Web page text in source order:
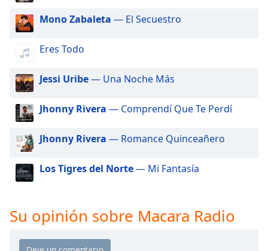
Picture-
in-
Picture
Fullscreen
window.
Beginning
dialog
window.
cancel
close
Mono Zabaleta — El Secuestro
Eres Todo
Jessi Uribe— Una Noche Más
Jhonny Rivera — Comprendí Que Te Perdí
Jhonny Rivera — Romance Quinceañero
Los Tigres del Norte— Mi Fantasía
Su opinión sobre Macara Radio